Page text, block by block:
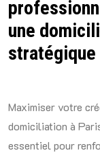
une
stratégique
Maximiser votre
domiciliation à
essentiel pour